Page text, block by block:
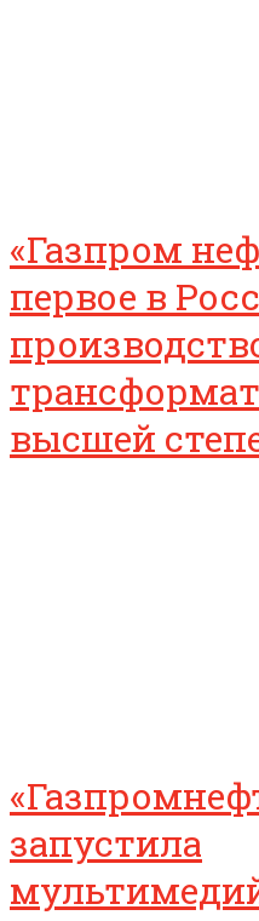
«Газпром
первое в
высшей
запустила